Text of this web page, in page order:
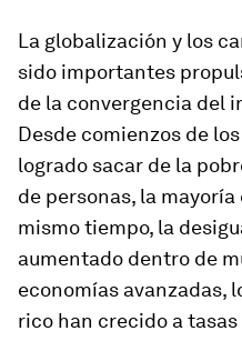
La globalización y los
sido importantes
de la convergencia del
Desde comienzos de
logrado sacar de la
de personas, la mayoría
mismo tiempo, la
aumentado dentro de
economías avanzadas,
rico han crecido a